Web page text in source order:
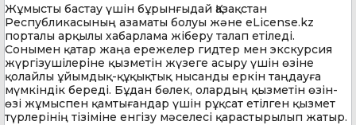
Жұмысты бастау үшін бұрынғыдай Қазақстан
Республикасының азаматы болуы және eLicense.kz
порталы арқылы хабарлама жіберу талап етіледі.
Сонымен қатар жаңа ережелер гидтер мен экскурсия
жүргізушілеріне қызметін жүзеге асыру үшін өзіне
қолайлы ұйымдық-құқықтық нысанды еркін таңдауға
мүмкіндік береді. Бұдан бөлек, олардың қызметін өзін-
өзі жұмыспен қамтығандар үшін рұқсат етілген қызмет
түрлерінің тізіміне енгізу мәселесі қарастырылып жатыр.